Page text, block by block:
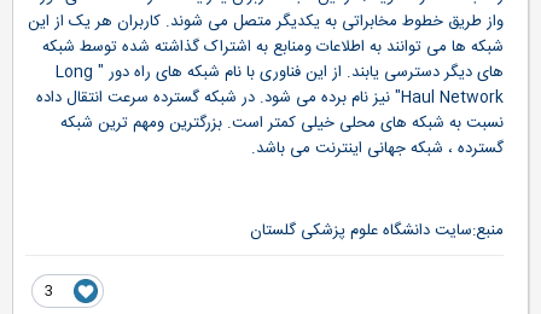
واز طريق خطوط مخابراتی به يکديگر متصل می شوند. کاربران هر يک از اين
شبکه ها می توانند به اطلاعات ومنابع به اشتراک گذاشته شده توسط شبکه
های ديگر دسترسی يابند. از اين فناوری با نام شبکه های راه دور " Long
Haul Network" نيز نام برده می شود. در شبکه گسترده سرعت انتقال داده
نسبت به شبکه های محلی خيلی کمتر است. بزرگترين ومهم ترين شبکه
گسترده ، شبکه جهانی اينترنت می باشد.
منبع:سایت دانشگاه علوم پزشکی گلستان